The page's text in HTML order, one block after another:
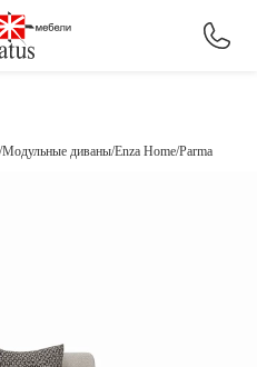
Модульные диваны Enza Home Parma